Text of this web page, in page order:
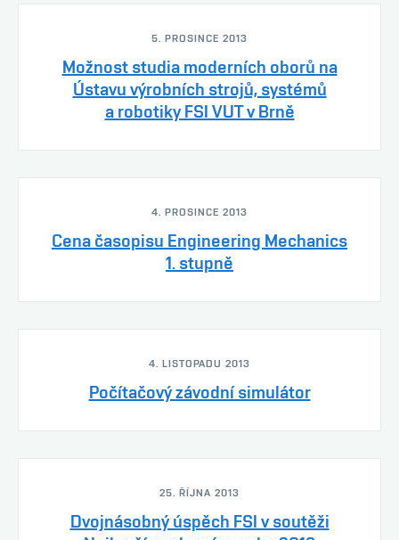
5. PROSINCE 2013
Možnost studia moderních oborů na
Ústavu výrobních strojů, systémů
a robotiky FSI VUT v Brně
4. PROSINCE 2013
Cena časopisu Engineering Mechanics
1. stupně
4. LISTOPADU 2013
Počítačový závodní simulátor
25. ŘÍJNA 2013
Dvojnásobný úspěch FSI v soutěži